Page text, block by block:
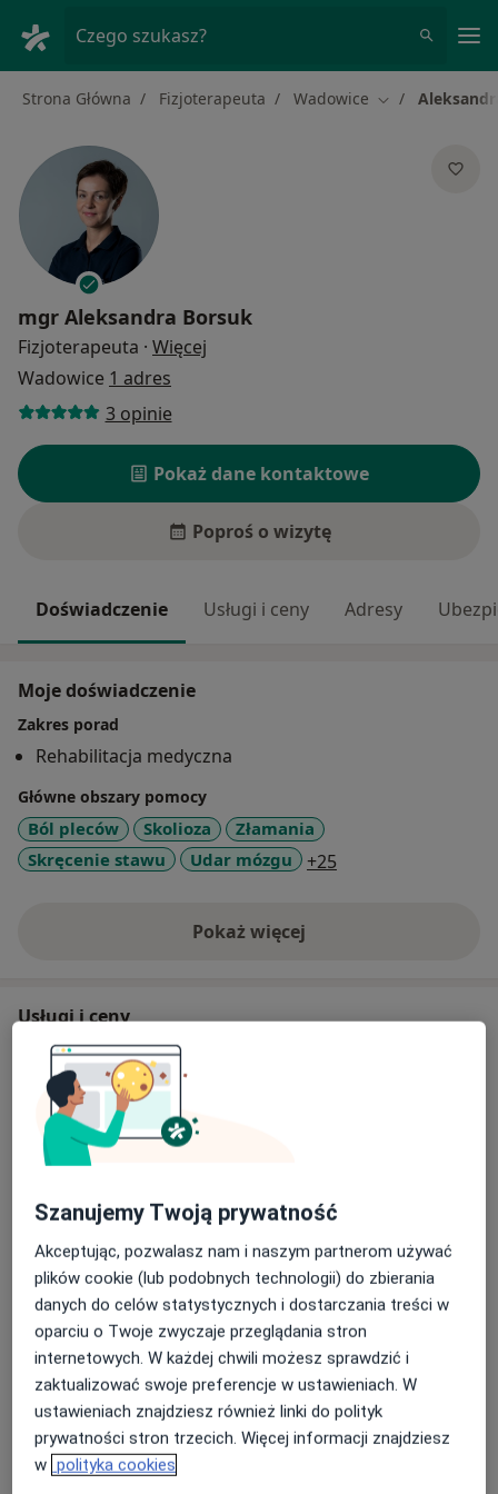
Czego szukasz?
Strona Główna Fizjoterapeuta Wadowice Zmień miasto
mgr Aleksandra Borsuk
Fizjoterapeuta · Więcej
Wadowice 1 adres
3 opinie
Pokaż dane kontaktowe
Poproś o wizytę
Doświadczenie Usługi i ceny Adresy
Moje doświadczenie
Zakres porad
Rehabilitacja medyczna
Główne obszary pomocy
Ból pleców Skolioza
Złamania
Skręcenie stawu
Udar mózgu +25
Pokaż więcejo doświadczeniu
Usługi i ceny
Konsultacja fizjoterapeutyczna
110 zł Szczegóły
Rehabilitacja
Szczegóły
Szczegóły
Wizyta domowa
Szczegóły
Terapia tkanek miękkich
Szczegóły
Szanujemy Twoją prywatność
Akceptując, pozwalasz nam i naszym partnerom używać
plików cookie (lub podobnych technologii) do zbierania
danych do celów statystycznych i dostarczania treści w
oparciu o Twoje zwyczaje przeglądania stron
internetowych. W każdej chwili możesz sprawdzić i
zaktualizować swoje preferencje w ustawieniach. W
ustawieniach znajdziesz również linki do polityk
prywatności stron trzecich. Więcej informacji znajdziesz
w polityka cookies